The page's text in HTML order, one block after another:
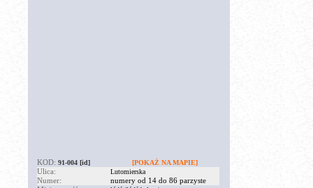
KOD: 91-004 [id] [POKAŻ NA MAPIE]
Ulica: Lutomierska
Numer:
numery od 14 do 86 parzyste